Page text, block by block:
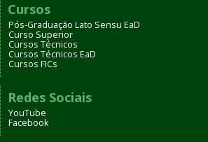
Cursos
Pós-Graduação Lato Sensu EaD
Curso Superior
Cursos Técnicos
Cursos Técnicos EaD
Cursos FICs
Redes Sociais
YouTube
Facebook